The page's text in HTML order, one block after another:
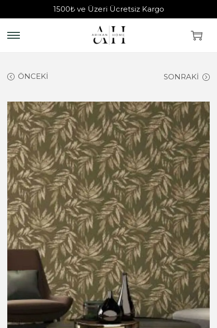
1500₺ ve Üzeri Ücretsiz Kargo
ÖNCEKI SONRAKI